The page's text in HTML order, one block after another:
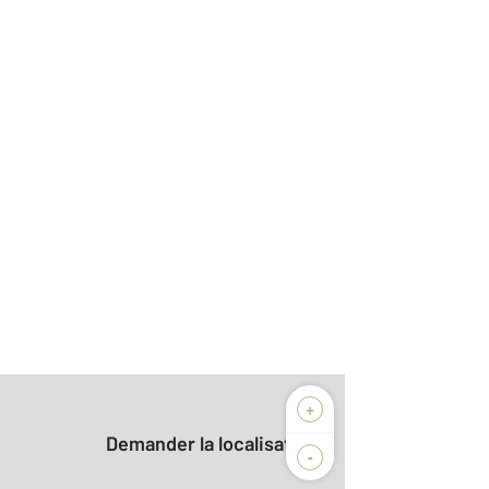
+
-
Demander la localisation